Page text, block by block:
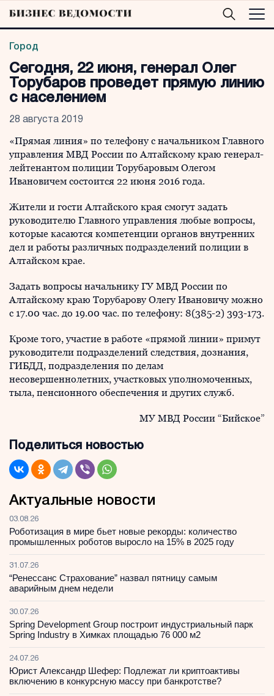
Город
Сегодня, 22 июня, генерал Олег
Торубаров проведет прямую линию
с населением
28 августа 2019
«Прямая линия» по телефону с начальником Главного
управления МВД России по Алтайскому краю генерал-
лейтенантом полиции Торубаровым Олегом
Ивановичем состоится 22 июня 2016 года.
Жители и гости Алтайского края смогут задать
руководителю Главного управления любые вопросы,
которые касаются компетенции органов внутренних
дел и работы различных подразделений полиции в
Алтайском крае.
Задать вопросы начальнику ГУ МВД России по
Алтайскому краю Торубарову Олегу Ивановичу можно
с 17.00 час. до 19.00 час. по телефону: 8(385-2) 393-173.
Кроме того, участие в работе «прямой линии» примут
руководители подразделений следствия, дознания,
ГИБДД, подразделения по делам
несовершеннолетних, участковых уполномоченных,
тыла, пенсионного обеспечения и других служб.
МУ МВД России “Бийское”
Поделиться новостью
Актуальные новости
03.08.26
Роботизация в мире бьет новые рекорды: количество
промышленных роботов выросло на 15% в 2025 году
31.07.26
“Ренессанс Страхование” назвал пятницу самым
аварийным днем недели
30.07.26
Spring Development Group построит индустриальный парк
Spring Industry в Химках площадью 76 000 м2
24.07.26
Юрист Александр Шефер: Подлежат ли криптоактивы
включению в конкурсную массу при банкротстве?